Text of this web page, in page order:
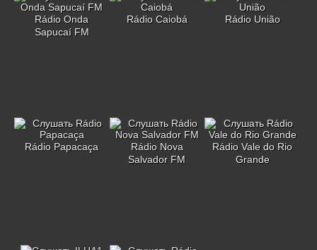
Rádio Onda
Sapucaí FM
Rádio Caiobá Rádio União
Rádio Papacaça
Rádio Nova
Salvador FM
Rádio Vale do Rio
Grande